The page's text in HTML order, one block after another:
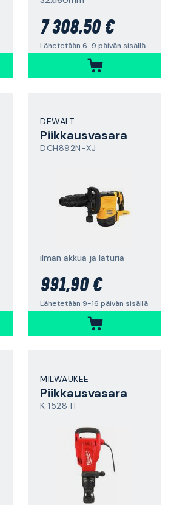
7 308,50 €
Lähetetään 6-9 päivän sisällä
DEWALT
Piikkausvasara
DCH892N-XJ
ilman akkua ja laturia
991,90 €
Lähetetään 9-16 päivän sisällä
MILWAUKEE
Piikkausvasara
K 1528 H